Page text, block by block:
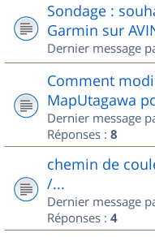
Sondage :
Garmin sur
Dernier message
Comment
MapUtagawa
Dernier message
Réponses : 8
chemin de
/...
Dernier message
Réponses : 4